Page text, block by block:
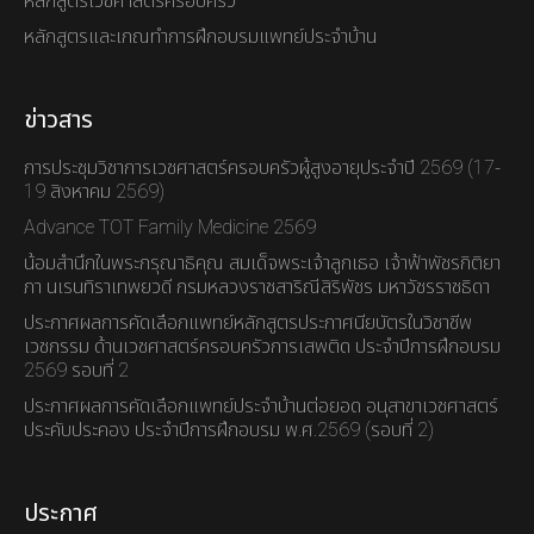
หลักสูตรและเกณทำการฝึกอบรมแพทย์ประจำบ้าน
ข่าวสาร
การประชุมวิชาการเวชศาสตร์ครอบครัวผู้สูงอายุประจำปี 2569 (17-
19 สิงหาคม 2569)
Advance TOT Family Medicine 2569
น้อมสำนึกในพระกรุณาธิคุณ สมเด็จพระเจ้าลูกเธอ เจ้าฟ้าพัชรกิติยา
ภา นเรนทิราเทพยวดี กรมหลวงราชสาริณีสิริพัชร มหาวัชรราชธิดา
ประกาศผลการคัดเลือกแพทย์หลักสูตรประกาศนียบัตรในวิชาชีพ
เวชกรรม ด้านเวชศาสตร์ครอบครัวการเสพติด ประจำปีการฝึกอบรม
2569 รอบที่ 2
ประกาศผลการคัดเลือกแพทย์ประจำบ้านต่อยอด อนุสาขาเวชศาสตร์
ประคับประคอง ประจำปีการฝึกอบรม พ.ศ.2569 (รอบที่ 2)
ประกาศ